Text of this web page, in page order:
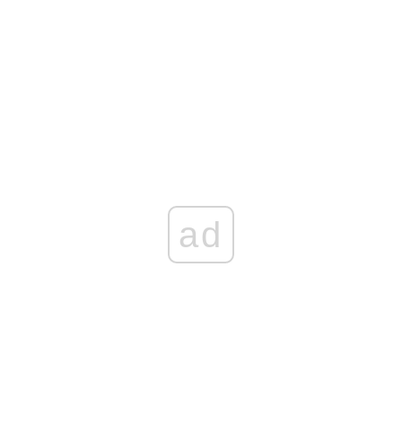
ad